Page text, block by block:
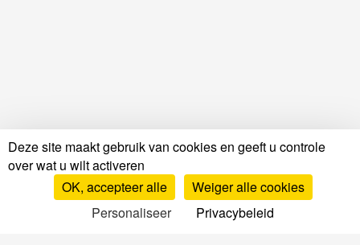
Deze site maakt gebruik van cookies en geeft u controle
over wat u wilt activeren
OK, accepteer alle
Weiger alle cookies
Personaliseer
Privacybeleid